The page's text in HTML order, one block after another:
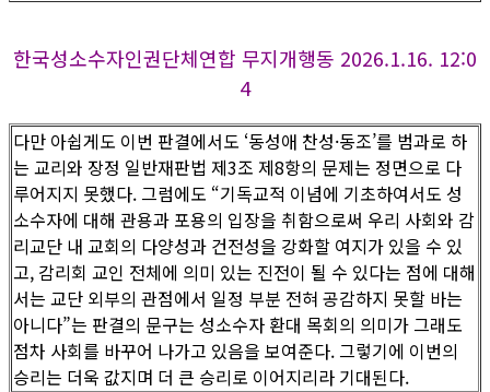
한국성소수자인권단체연합 무지개행동 2026.1.16. 12:0
4
다만 아쉽게도 이번 판결에서도 ‘동성애 찬성·동조’를 범과로 하
는 교리와 장정 일반재판법 제3조 제8항의 문제는 정면으로 다
루어지지 못했다. 그럼에도 “기독교적 이념에 기초하여서도 성
소수자에 대해 관용과 포용의 입장을 취함으로써 우리 사회와 감
리교단 내 교회의 다양성과 건전성을 강화할 여지가 있을 수 있
고, 감리회 교인 전체에 의미 있는 진전이 될 수 있다는 점에 대해
서는 교단 외부의 관점에서 일정 부분 전혀 공감하지 못할 바는
아니다”는 판결의 문구는 성소수자 환대 목회의 의미가 그래도
점차 사회를 바꾸어 나가고 있음을 보여준다. 그렇기에 이번의
승리는 더욱 값지며 더 큰 승리로 이어지리라 기대된다.